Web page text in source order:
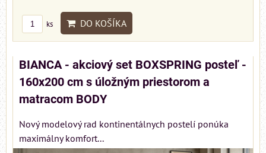
ks DO KOŠÍKA
BIANCA - akciový set BOXSPRING posteľ -
160x200 cm s úložným priestorom a
matracom BODY
Nový modelový rad kontinentálnych postelí ponúka
maximálny komfort...